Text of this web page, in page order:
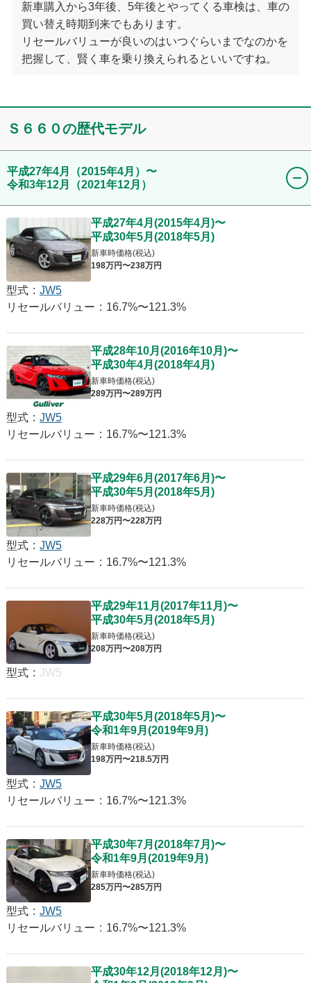
新車購入から3年後、5年後とやってくる車検は、車の
買い替え時期到来でもあります。
リセールバリューが良いのはいつぐらいまでなのかを
把握して、賢く車を乗り換えられるといいですね。
Ｓ６６０の歴代モデル
平成27年4月 （2015年4月） 〜
令和3年12月
（2021年12月）
平成27年4月 (2015年4月 )〜
平成30年5月 (2018年5月 )
新車時価格(税込)
198万円〜238万円
型式 : JW5
リセールバリュー : 16.7%〜121.3%
平成28年10月 (2016年10月 )〜
平成30年4月 (2018年4月 )
新車時価格(税込)
289万円〜289万円
型式 : JW5
リセールバリュー : 16.7%〜121.3%
平成29年6月 (2017年6月 )〜
平成30年5月 (2018年5月 )
新車時価格(税込)
228万円〜228万円
型式 : JW5
リセールバリュー : 16.7%〜121.3%
平成29年11月 (2017年11月 )〜
平成30年5月 (2018年5月 )
新車時価格(税込)
208万円〜208万円
型式 : JW5
平成30年5月 (2018年5月 )〜
令和1年9月 (2019年9月 )
新車時価格(税込)
198万円〜218.5万円
型式 : JW5
リセールバリュー : 16.7%〜121.3%
平成30年7月 (2018年7月 )〜
令和1年9月 (2019年9月 )
新車時価格(税込)
285万円〜285万円
型式 : JW5
リセールバリュー : 16.7%〜121.3%
平成30年12月 (2018年12月 )〜